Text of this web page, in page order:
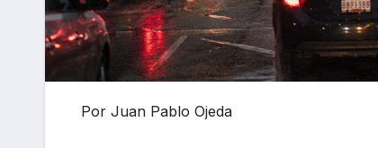
Por Juan Pablo Ojeda